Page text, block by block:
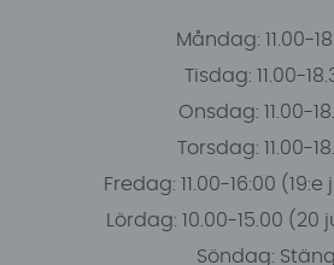
Måndag: 11.00-
Tisdag: 11.00-
Onsdag: 11.00-
Torsdag: 11.00-
Fredag: 11.00-16:00
Lördag: 10.00-15.00
Söndag: